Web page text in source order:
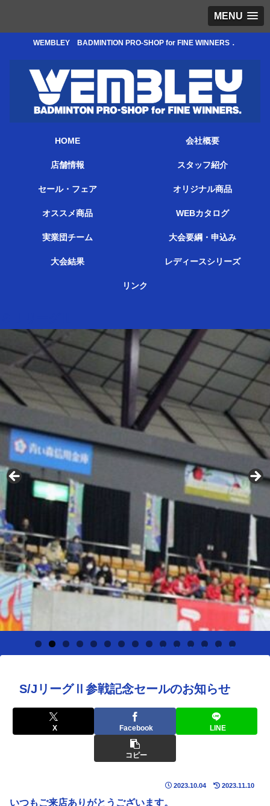
MENU
WEMBLEY BADMINTION PRO-SHOP for FINE WINNERS．
HOME 会社概要
店舗情報 スタッフ紹介
セール・フェア オリジナル商品
オススメ商品 WEBカタログ
実業団チーム 大会要綱・申込み
大会結果 レディースシリーズ
リンク
0 1 2 3 4 5
S/JリーグⅡ参戦記念セールのお知らせ
X Facebook LINE
コピー
2023.10.04 2023.11.10
いつもご来店ありがとうございます。